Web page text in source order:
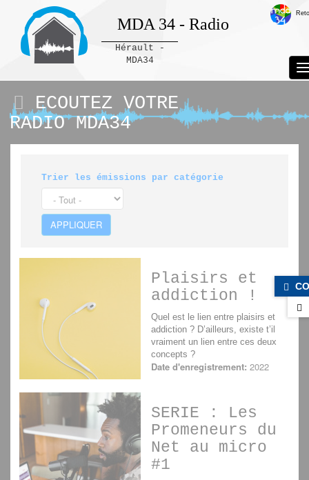
MDA 34 - Radio
Hérault -
MDA34
ECOUTEZ VOTRE
RADIO MDA34
Trier les émissions par catégorie
APPLIQUER
Plaisirs et
addiction !
Quel est le lien entre plaisirs et
addiction ? D’ailleurs, existe t’il
vraiment un lien entre ces deux
concepts ?
Date d'enregistrement: 2022
SERIE : Les
Promeneurs du
Net au micro
#1